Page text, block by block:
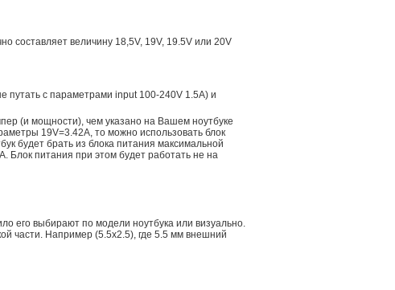
составляет величину 18,5V, 19V, 19.5V или 20V
путать с параметрами input 100-240V 1.5A) и
(и мощности), чем указано на Вашем ноутбуке
19V=3.42A, то можно использовать блок
будет брать из блока питания максимальной
Блок питания при этом будет работать не на
его выбирают по модели ноутбука или визуально.
части. Например (5.5x2.5), где 5.5 мм внешний